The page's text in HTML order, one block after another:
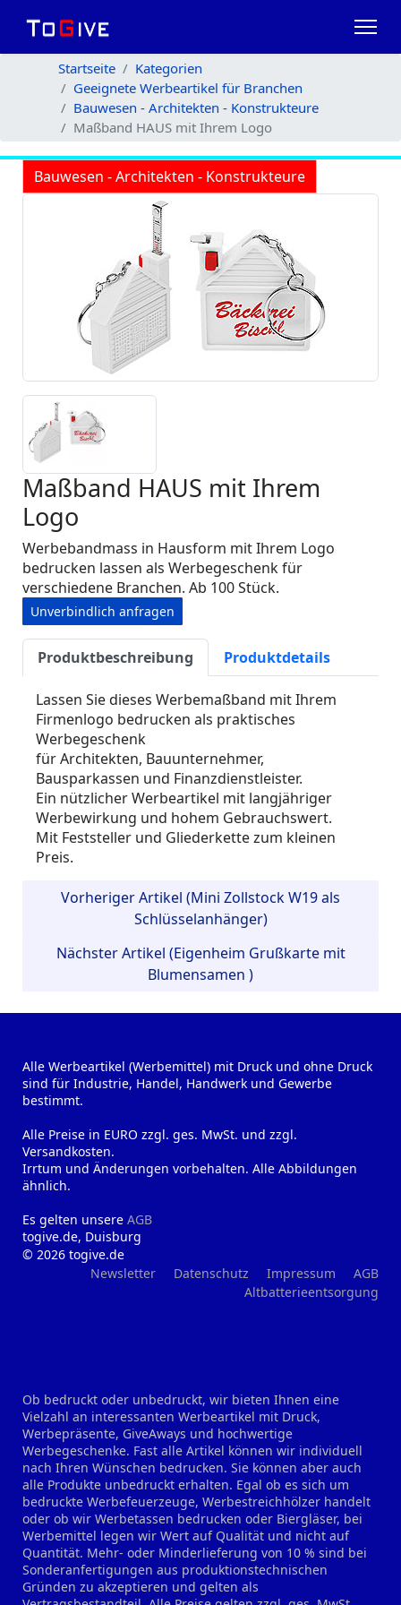
Startseite
Kategorien
Geeignete Werbeartikel für Branchen
Bauwesen - Architekten - Konstrukteure
Maßband HAUS mit Ihrem Logo
Bauwesen - Architekten - Konstrukteure
Maßband HAUS mit Ihrem
Logo
Werbebandmass in Hausform mit Ihrem Logo
bedrucken lassen als Werbegeschenk für
verschiedene Branchen. Ab 100 Stück.
Unverbindlich anfragen
Produktbeschreibung Produktdetails
Lassen Sie dieses Werbemaßband mit Ihrem
Firmenlogo bedrucken als praktisches
Werbegeschenk
für Architekten, Bauunternehmer,
Bausparkassen und Finanzdienstleister.
Ein nützlicher Werbeartikel mit langjähriger
Werbewirkung und hohem Gebrauchswert.
Mit Feststeller und Gliederkette zum kleinen
Preis.
Vorheriger Artikel (Mini Zollstock W19 als
Schlüsselanhänger)
Nächster Artikel (Eigenheim Grußkarte mit
Blumensamen )
Alle Werbeartikel (Werbemittel) mit Druck und ohne Druck
sind für Industrie, Handel, Handwerk und Gewerbe
bestimmt.
Alle Preise in EURO zzgl. ges. MwSt. und zzgl.
Versandkosten.
Irrtum und Änderungen vorbehalten. Alle Abbildungen
ähnlich.
Es gelten unsere AGB
togive.de, Duisburg
© 2026 togive.de
Newsletter
Datenschutz Impressum
AGB
Altbatterieentsorgung
Ob bedruckt oder unbedruckt, wir bieten Ihnen eine
Vielzahl an interessanten Werbeartikel mit Druck,
Werbepräsente, GiveAways und hochwertige
Werbegeschenke. Fast alle Artikel können wir individuell
nach Ihren Wünschen bedrucken. Sie können aber auch
alle Produkte unbedruckt erhalten. Egal ob es sich um
bedruckte Werbefeuerzeuge, Werbestreichhölzer handelt
oder ob wir Werbetassen bedrucken oder Biergläser, bei
Werbemittel legen wir Wert auf Qualität und nicht auf
Quantität. Mehr- oder Minderlieferung von 10 % sind bei
Sonderanfertigungen aus produktionstechnischen
Gründen zu akzeptieren und gelten als